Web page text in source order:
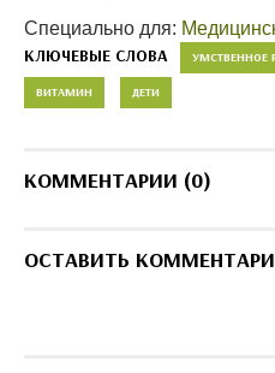
Специально для:
КЛЮЧЕВЫЕ СЛОВА УМСТВЕННОЕ
ВИТАМИН ДЕТИ
КОММЕНТАРИИ (0)
ОСТАВИТЬ